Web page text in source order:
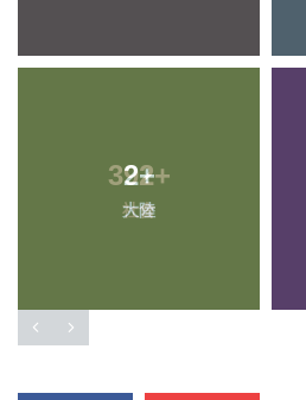
2+
大陸